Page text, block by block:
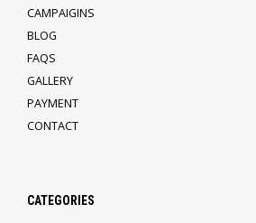
CAMPAIGINS
BLOG
FAQS
GALLERY
PAYMENT
CONTACT
CATEGORIES